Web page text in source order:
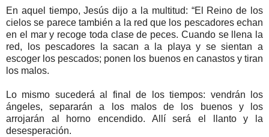
En aquel tiempo, Jesús dijo a la multitud: “El Reino de los
cielos se parece también a la red que los pescadores echan
en el mar y recoge toda clase de peces. Cuando se llena la
red, los pescadores la sacan a la playa y se sientan a
escoger los pescados; ponen los buenos en canastos y tiran
los malos.
Lo mismo sucederá al final de los tiempos: vendrán los
ángeles, separarán a los malos de los buenos y los
arrojarán al horno encendido. Allí será el llanto y la
desesperación.